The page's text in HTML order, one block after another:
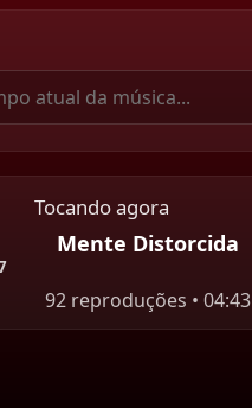
Tocando agora
Mente Distorcida
92 reproduções • 04:43